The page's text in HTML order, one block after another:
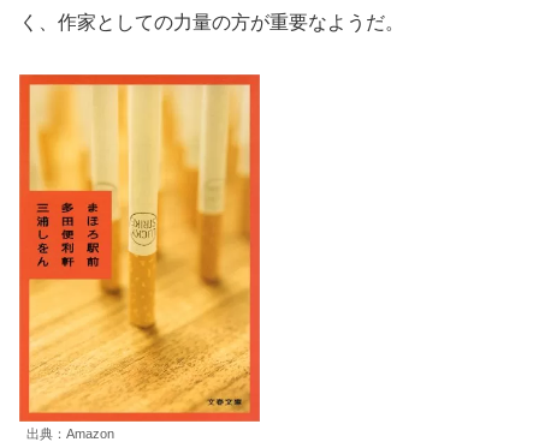
く、作家としての力量の方が重要なようだ。
出典：Amazon